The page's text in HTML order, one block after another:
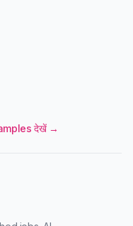
देखें →